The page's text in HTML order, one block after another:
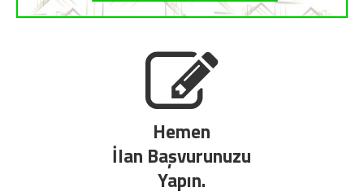
Hemen
İlan Başvurunuzu
Yapın.